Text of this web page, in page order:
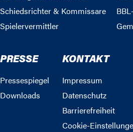
Schiedsrichter & Kommissare
Spielervermittler
PRESSE
Pressespiegel
Downloads
KONTAKT
Impressum
Datenschutz
Barrierefreiheit
Cookie-